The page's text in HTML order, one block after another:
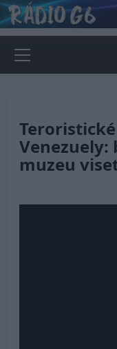
Skip
to
content
Menu
Venezuely:
muzeu